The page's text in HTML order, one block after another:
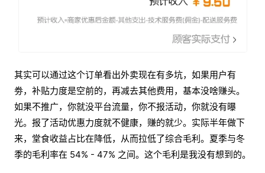
其实可以通过这个订单看出外卖现在有多坑，如果用户有
劵，补贴力度是空前的，再减去其他费用，基本没啥赚头。
如果不推广，你就没平台流量，你不报活动，你就没有曝
光。报了活动优惠力度就不健康，赚的就少。实际半年做下
来，堂食收益占比在降低，从而拉低了综合毛利。夏季与冬
季的毛利率在 54% - 47% 之间。这个毛利是我没有想到的。